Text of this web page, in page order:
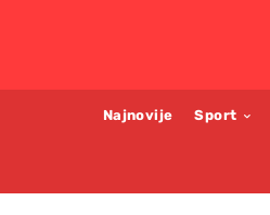
Najnovije Sport